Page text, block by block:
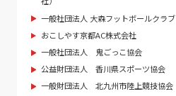
一般社団法人 大森フットボールクラブ
おこしやす京都AC株式会社
一般社団法人 鬼ごっこ協会
公益財団法人 香川県スポーツ協会
一般財団法人 北九州市陸上競技協会